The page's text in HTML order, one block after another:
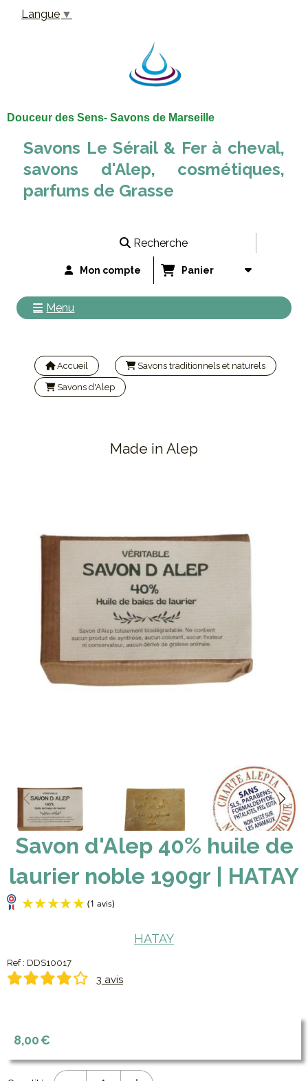
Douceur des Sens- Savons de Marseille
Savons Le Sérail & Fer à cheval,
savons d'Alep, cosmétiques,
parfums de Grasse
Recherche
Mon compte Panier
Menu
Accueil Savons traditionnels et naturels
Savons d'Alep
Made in Alep
Savon d'Alep 40% huile de
laurier noble 190gr | HATAY
(1 avis)
HATAY
Ref : DDS10017
3 avis
8,00€
Langue ▼